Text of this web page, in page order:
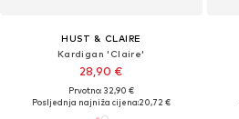
HUST & CLAIRE
Kardigan 'Claire'
28,90 €
Prvotno: 32,90 €
Posljednja najniža cijena:20,72 €